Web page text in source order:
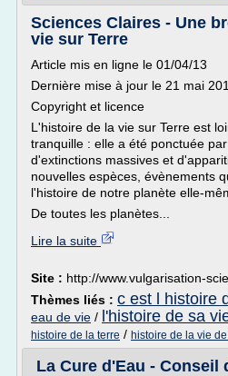
Sciences Claires - Une
vie sur Terre
Article mis en ligne le 01/04/13
Dernière mise à jour le 21 mai
Copyright et licence
L'histoire de la vie sur Terre est
tranquille : elle a été ponctuée
d'extinctions massives et
nouvelles espèces, évènements
l'histoire de notre planète elle-
De toutes les planètes...
Lire la suite
Site : http://www.vulgarisation-
Thèmes liés : c est l histoire
eau de vie / l'histoire de sa
histoire de la terre / histoire de la vie
La Cure d'Eau - Conseil